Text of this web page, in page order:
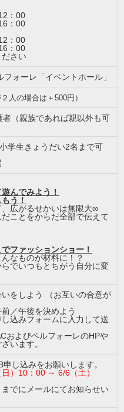
：00
：00
：00
：00
さい
ォーレ「イベントホール」
人の場合は＋500円）
（親族であれば親以外も可
学生きょうだい2名まで可
んでみよう！
う！
広がるせかいは無限大∞
ことをからだ全部で伝えて
ファッションショー！
なものが材料に！？
でいつもとちがう自分に変
をしよう （お互いの合意が
／午後を決めよう
込みフォームに入力して送
およびベルフォーレのHPや
います。
し込みをお願いします。
）10：00 ～ 6/6（土）
でにメールにてお知らせい